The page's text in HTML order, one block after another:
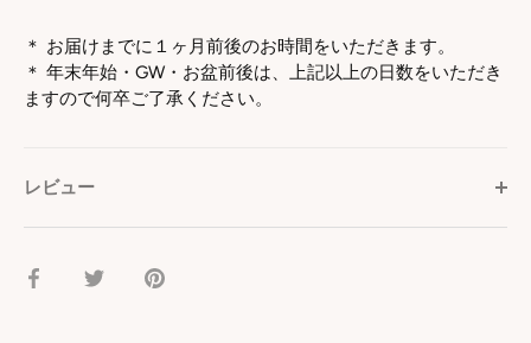
＊ お届けまでに１ヶ月前後のお時間をいただきます。
＊ 年末年始・GW・お盆前後は、上記以上の日数をいただき
ますので何卒ご了承ください。
レビュー
facebookTwitterpinterest